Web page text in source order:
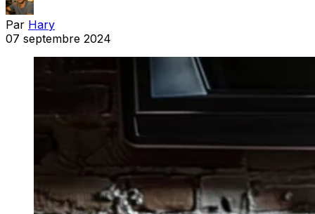
Par Hary
07 septembre 2024